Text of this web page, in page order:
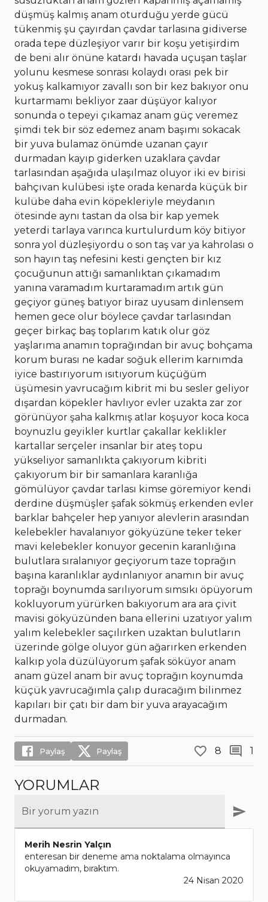
düşmüş kalmış anam oturduğu yerde gücü
tükenmiş şu çayırdan çavdar tarlasına gidiverse
orada tepe düzleşiyor varır bir koşu yetişirdim
de beni alır önüne katardı havada uçuşan taşlar
yolunu kesmese sonrası kolaydı orası pek bir
yokuş kalkamıyor zavallı son bir kez bakıyor onu
kurtarmamı bekliyor zaar düşüyor kalıyor
sonunda o tepeyi çıkamaz anam güç veremez
şimdi tek bir söz edemez anam başımı sokacak
bir yuva bulamaz önümde uzanan çayır
durmadan kayıp giderken uzaklara çavdar
tarlasından aşağıda ulaşılmaz oluyor iki ev birisi
bahçıvan kulübesi işte orada kenarda küçük bir
kulübe daha evin köpekleriyle meydanın
ötesinde aynı tastan da olsa bir kap yemek
yeterdi tarlaya varınca kurtulurdum köy bitiyor
sonra yol düzleşiyordu o son taş var ya kahrolası o
son hayın taş nefesini kesti gençten bir kız
çocuğunun attığı samanlıktan çıkamadım
yanına varamadım kurtaramadım artık gün
geçiyor güneş batıyor biraz uyusam dinlensem
hemen gece olur böylece çavdar tarlasından
geçer birkaç baş toplarım katık olur göz
yaşlarıma anamın toprağından bir avuç bohçama
korum burası ne kadar soğuk ellerim karnımda
iyice bastırıyorum ısıtıyorum küçüğüm
üşümesin yavrucağım kibrit mi bu sesler geliyor
dışardan köpekler havlıyor evler uzakta zar zor
görünüyor şaha kalkmış atlar koşuyor koca koca
boynuzlu geyikler kurtlar çakallar keklikler
kartallar serçeler insanlar bir ateş topu
yükseliyor samanlıkta çakıyorum kibriti
çakıyorum bir bir samanlara karanlığa
gömülüyor çavdar tarlası kimse göremiyor kendi
derdine düşmüşler şafak sökmüş erkenden evler
barklar bahçeler hep yanıyor alevlerin arasından
kelebekler havalanıyor gökyüzüne teker teker
mavi kelebekler konuyor gecenin karanlığına
bulutlara sıralanıyor geçiyorum taze toprağın
başına karanlıklar aydınlanıyor anamın bir avuç
toprağı boynumda sarılıyorum sımsıkı öpüyorum
kokluyorum yürürken bakıyorum ara ara çivit
mavisi gökyüzünden bana ellerini uzatıyor yalım
yalım kelebekler saçılırken uzaktan bulutların
üzerinde gölge oluyor gün ağarırken erkenden
kalkıp yola düzülüyorum şafak söküyor anam
anam güzel anam bir avuç toprağın koynumda
küçük yavrucağımla çalıp duracağım bilinmez
kapıları bir çatı bir dam bir yuva arayacağım
durmadan.
Paylaş Paylaş 8 1
YORUMLAR
Bir yorum yazın
Merih Nesrin Yalçın
enteresan bir deneme ama noktalama olmayınca
okuyamadım, bıraktım.
24 Nisan 2020